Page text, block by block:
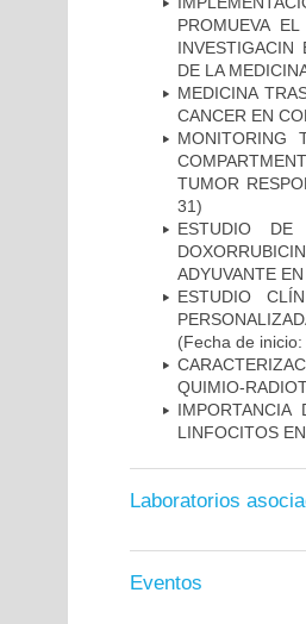
PROMUEVA
INVESTIGACIN
DE LA
MEDICINA
CANCER EN
MONITORING
TUMOR
31)
ESTUDIO DE
ADYUVANTE
ESTUDIO
(Fecha de
QUIMIO-
LINFOCITOS
Laboratorios
Eventos